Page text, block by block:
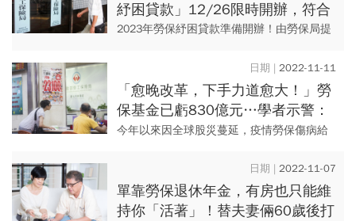
紓困貸款」12/26限時開辦，符合
5資格可申請 申辦方式一次看
2023年勞保紓困貸款準備開辦！由勞保局提
將於12月26日開始申辦，土地銀行官網公
告，只要符合勞保投保...
2022-11-11
「愈晚改革，下手力道愈大！」勞
保基金已虧830億元…學者示警：
降到這水位，當心擠兌潮
今年以來因全球股災蔓延，疫情勞保傷病給
脹，致勞保基金水位直直落，勞保基金餘額
由去年底8,447億元，截...
2022-11-07
單靠勞保退休年金，有房也只能維
持你「活著」！替夫妻倆60歲後打